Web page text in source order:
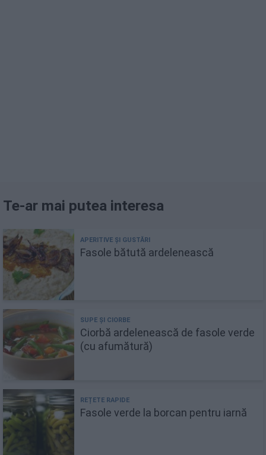
Te-ar mai putea interesa
Fasole bătută ardelenească
Ciorbă ardelenească de fasole verde
(cu afumătură)
Fasole verde la borcan pentru iarnă